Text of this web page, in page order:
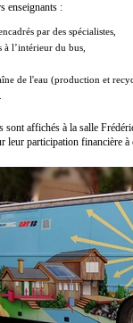
enseignants :
par des spécialistes,
à l’intérieur du bus,
de l'eau (production et
sont affichés à la salle
leur participation financière à